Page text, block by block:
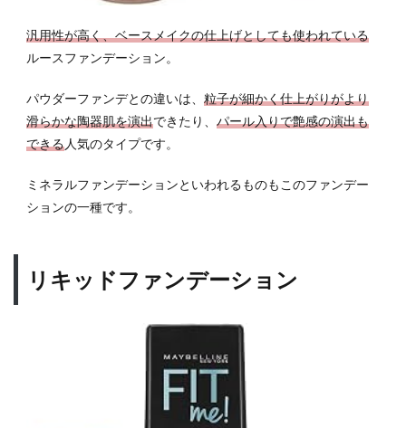
汎用性が高く、ベースメイクの仕上げとしても使われている
ルースファンデーション。
パウダーファンデとの違いは、 粒子が細かく仕上がりがより
滑らかな陶器肌を演出できたり、 パール入りで艶感の演出も
できる人気のタイプです。
ミネラルファンデーションといわれるものもこのファンデー
ションの一種です。
リキッドファンデーション